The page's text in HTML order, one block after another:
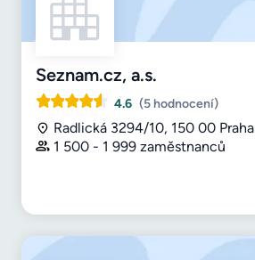
Seznam.cz, a.s.
4.6 (5 hodnocení)
Radlická 3294/10, 150 00 Praha
1 500 - 1 999 zaměstnanců